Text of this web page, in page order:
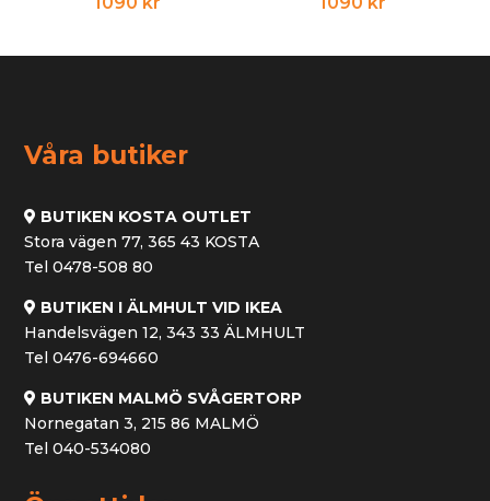
Våra butiker
BUTIKEN KOSTA OUTLET
Stora vägen 77, 365 43 KOSTA
Tel 0478-508 80
BUTIKEN I ÄLMHULT VID IKEA
Handelsvägen 12, 343 33 ÄLMHULT
Tel 0476-694660
BUTIKEN MALMÖ SVÅGERTORP
Nornegatan 3, 215 86 MALMÖ
Tel 040-534080